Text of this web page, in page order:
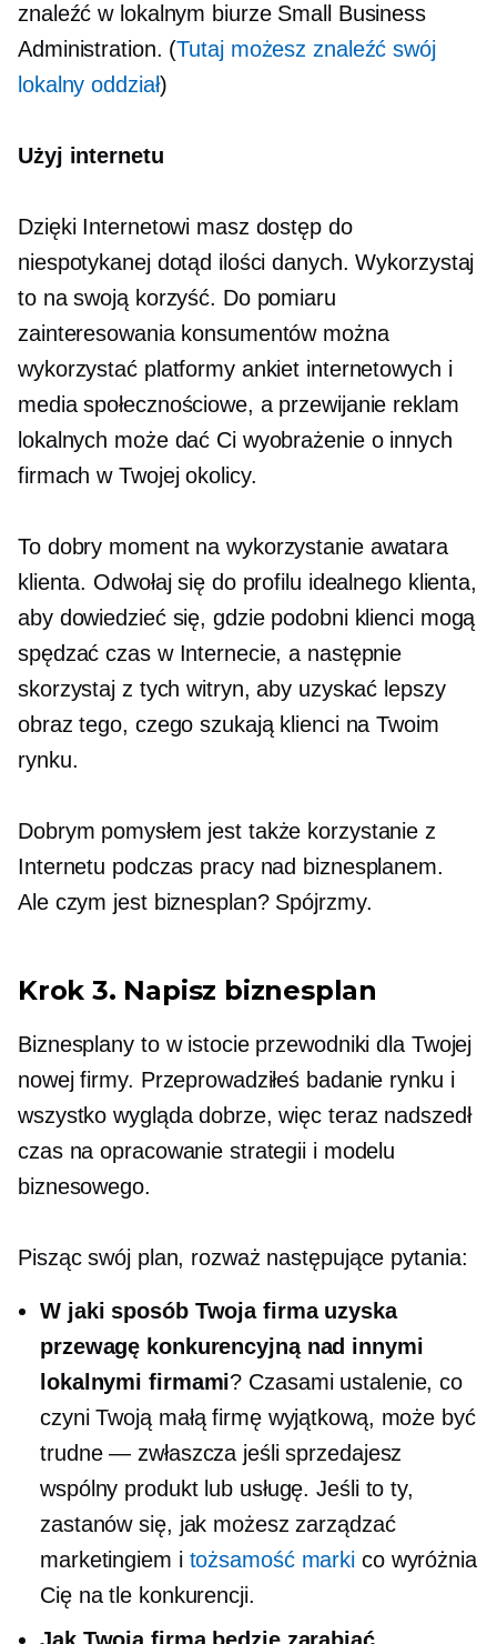
znaleźć w lokalnym biurze Small Business
Administration. (Tutaj możesz znaleźć swój
lokalny oddział)
Użyj internetu
Dzięki Internetowi masz dostęp do
niespotykanej dotąd ilości danych. Wykorzystaj
to na swoją korzyść. Do pomiaru
zainteresowania konsumentów można
wykorzystać platformy ankiet internetowych i
media społecznościowe, a przewijanie reklam
lokalnych może dać Ci wyobrażenie o innych
firmach w Twojej okolicy.
To dobry moment na wykorzystanie awatara
klienta. Odwołaj się do profilu idealnego klienta,
aby dowiedzieć się, gdzie podobni klienci mogą
spędzać czas w Internecie, a następnie
skorzystaj z tych witryn, aby uzyskać lepszy
obraz tego, czego szukają klienci na Twoim
rynku.
Dobrym pomysłem jest także korzystanie z
Internetu podczas pracy nad biznesplanem.
Ale czym jest biznesplan? Spójrzmy.
Krok 3. Napisz biznesplan
Biznesplany to w istocie przewodniki dla Twojej
nowej firmy. Przeprowadziłeś badanie rynku i
wszystko wygląda dobrze, więc teraz nadszedł
czas na opracowanie strategii i modelu
biznesowego.
Pisząc swój plan, rozważ następujące pytania:
W jaki sposób Twoja firma uzyska
przewagę konkurencyjną nad innymi
lokalnymi firmami? Czasami ustalenie, co
czyni Twoją małą firmę wyjątkową, może być
trudne — zwłaszcza jeśli sprzedajesz
wspólny produkt lub usługę. Jeśli to ty,
zastanów się, jak możesz zarządzać
marketingiem i tożsamość marki co wyróżnia
Cię na tle konkurencji.